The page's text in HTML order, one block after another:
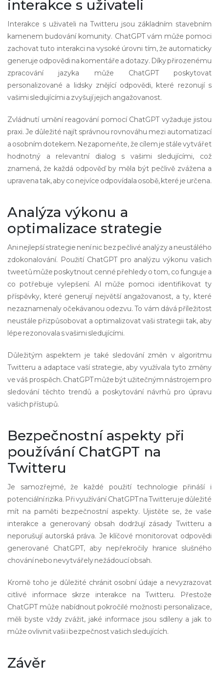
interakce s uživateli
Interakce s uživateli na Twitteru jsou základním stavebním
kamenem budování komunity. ChatGPT vám může pomoci
zachovat tuto interakci na vysoké úrovni tím, že automaticky
generuje odpovědi na komentáře a dotazy. Díky přirozenému
zpracování jazyka může ChatGPT poskytovat
personalizované a lidsky znějící odpovědi, které rezonují s
vašimi sledujícími a zvyšují jejich angažovanost.
Zvládnutí umění reagování pomocí ChatGPT vyžaduje jistou
praxi. Je důležité najít správnou rovnováhu mezi automatizací
a osobním dotekem. Nezapomeňte, že cílem je stále vytvářet
hodnotný a relevantní dialog s vašimi sledujícími, což
znamená, že každá odpověď by měla být pečlivě zvážena a
upravena tak, aby co nejvíce odpovídala osobě, které je určena.
Analýza výkonu a
optimalizace strategie
Ani nejlepší strategie není nic bez pečlivé analýzy a neustálého
zdokonalování. Použití ChatGPT pro analýzu výkonu vašich
tweetů může poskytnout cenné přehledy o tom, co funguje a
co potřebuje vylepšení. AI může pomoci identifikovat ty
příspěvky, které generují největší angažovanost, a ty, které
nezaznamenaly očekávanou odezvu. To vám dává příležitost
neustále přizpůsobovat a optimalizovat vaši strategii tak, aby
lépe rezonovala s vašimi sledujícími.
Důležitým aspektem je také sledování změn v algoritmu
Twitteru a adaptace vaší strategie, aby využívala tyto změny
ve váš prospěch. ChatGPT může být užitečným nástrojem pro
sledování těchto trendů a poskytování návrhů pro úpravu
vašich přístupů.
Bezpečnostní aspekty při
používání ChatGPT na
Twitteru
Je samozřejmé, že každé použití technologie přináší i
potenciální rizika. Při využívání ChatGPT na Twitteru je důležité
mít na paměti bezpečnostní aspekty. Ujistěte se, že vaše
interakce a generovaný obsah dodržují zásady Twitteru a
neporušují autorská práva. Je klíčové monitorovat odpovědi
generované ChatGPT, aby nepřekročily hranice slušného
chování nebo nevytvářely nežádoucí obsah.
Kromě toho je důležité chránit osobní údaje a nevyzrazovat
citlivé informace skrze interakce na Twitteru. Přestože
ChatGPT může nabídnout pokročilé možnosti personalizace,
měli byste vždy zvážit, jaké informace jsou sdíleny a jak to
může ovlivnit vaši i bezpečnost vašich sledujících.
Závěr